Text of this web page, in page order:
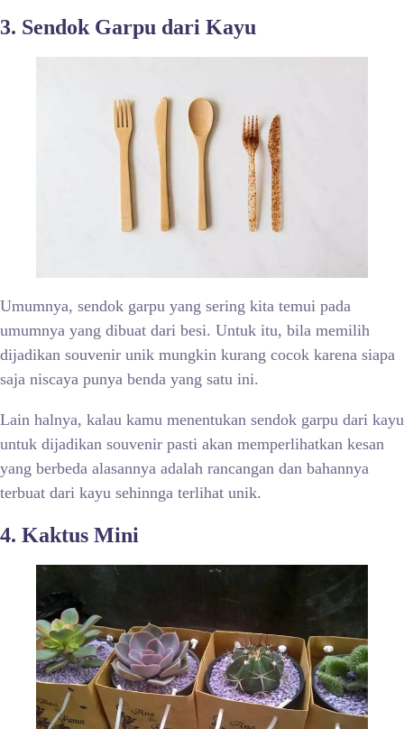
3. Sendok Garpu dari Kayu
Umumnya, sendok garpu yang sering kita temui pada
umumnya yang dibuat dari besi. Untuk itu, bila memilih
dijadikan souvenir unik mungkin kurang cocok karena siapa
saja niscaya punya benda yang satu ini.
Lain halnya, kalau kamu menentukan sendok garpu dari kayu
untuk dijadikan souvenir pasti akan memperlihatkan kesan
yang berbeda alasannya adalah rancangan dan bahannya
terbuat dari kayu sehinnga terlihat unik.
4. Kaktus Mini